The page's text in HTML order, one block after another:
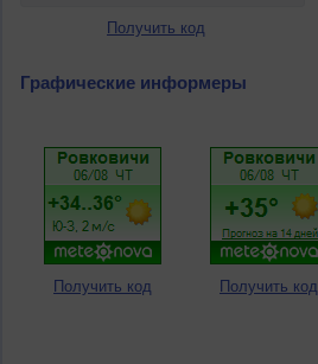
Получить код
Графические информеры
Получить код
Получить код